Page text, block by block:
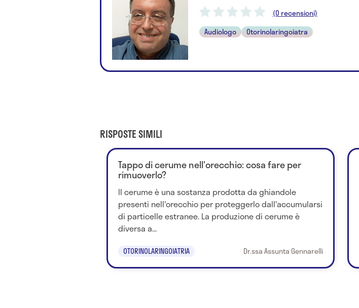
(0 recensioni)
Audiologo
Otorinolaringoiatra
RISPOSTE SIMILI
Tappo di cerume nell'orecchio: cosa fare per
rimuoverlo?
Il cerume è una sostanza prodotta da ghiandole
presenti nell'orecchio per proteggerlo dall'accumularsi
di particelle estranee. La produzione di cerume è
diversa a...
OTORINOLARINGOIATRIA Dr.ssa Assunta Gennarelli